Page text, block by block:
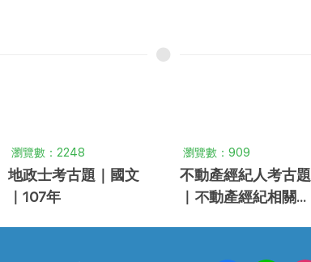
瀏覽數：2248
地政士考古題｜國文
｜107年
瀏覽數：909
不動產經紀人考古題
｜不動產經紀相關法